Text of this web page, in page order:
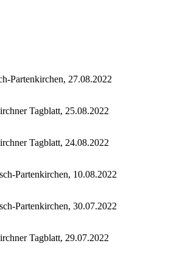
Partenkirchen, 27.08.2022
Tagblatt, 25.08.2022
Tagblatt, 24.08.2022
Partenkirchen, 10.08.2022
Partenkirchen, 30.07.2022
Tagblatt, 29.07.2022